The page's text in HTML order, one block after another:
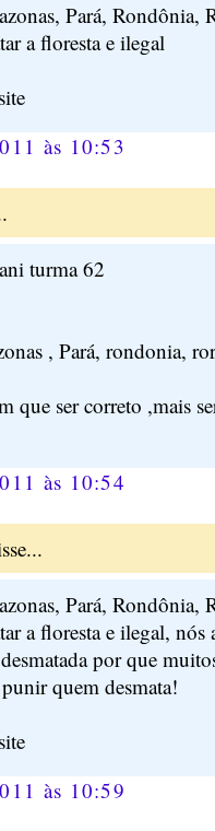
Pará, Rondônia,
a floresta e ilegal
às 10:53
turma 62
, Pará, rondonia,
que ser correto ,mais
às 10:54
Pará, Rondônia,
a floresta e ilegal, nós
por que
quem desmata!
às 10:59